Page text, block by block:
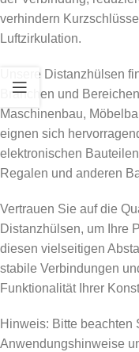
verhindern
Luftzirkulation.
Unsere Distanzhülsen
Branchen und
Maschinenbau,
eignen sich
elektronischen
Regalen und anderen
Vertrauen Sie auf die
Distanzhülsen, um Ihre
diesen vielseitigen
stabile Verbindungen
Funktionalität Ihrer
Hinweis: Bitte beachten
Anwendungshinweise